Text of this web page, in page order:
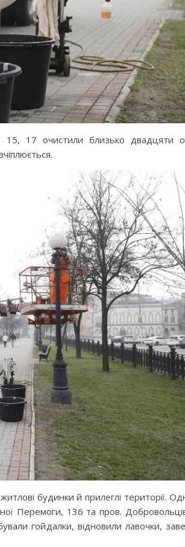
15, 17 очистили близько двадцяти
будинки й прилеглі території.
Перемоги, 136 та пров.
гойдалки, відновили лавочки,